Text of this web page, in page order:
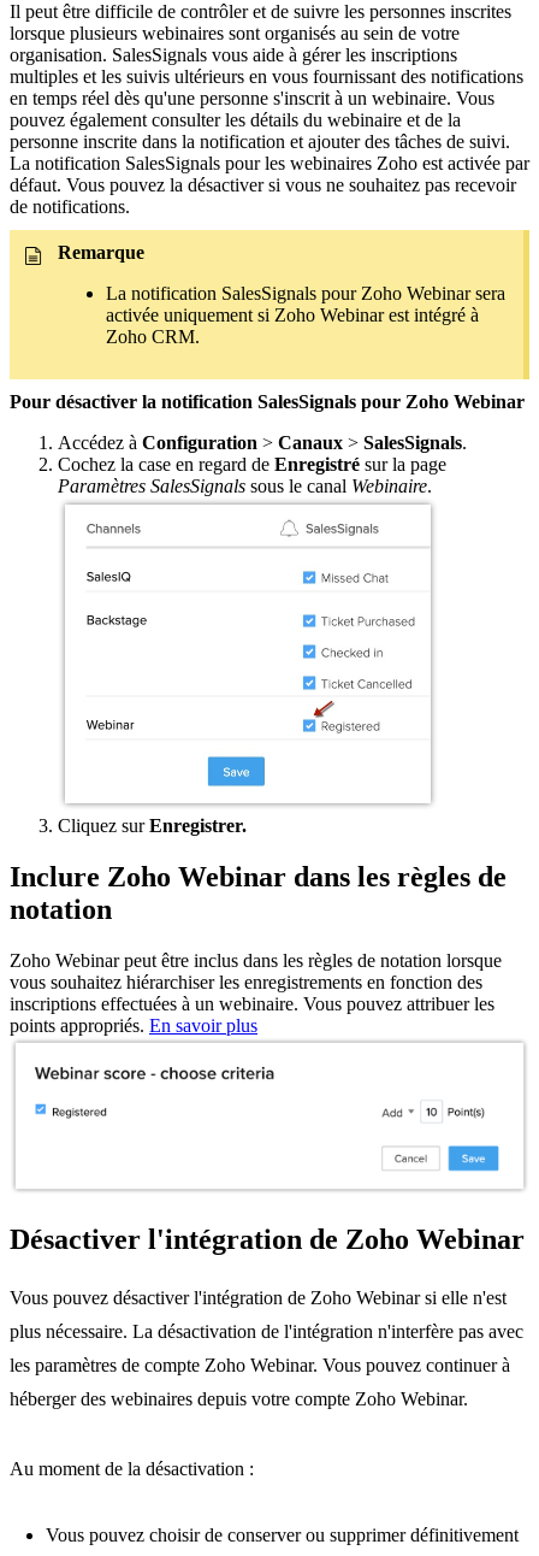
Il peut être difficile de contrôler et de suivre les personnes inscrites
lorsque plusieurs webinaires sont organisés au sein de votre
organisation. SalesSignals vous aide à gérer les inscriptions
multiples et les suivis ultérieurs en vous fournissant des notifications
en temps réel dès qu'une personne s'inscrit à un webinaire. Vous
pouvez également consulter les détails du webinaire et de la
personne inscrite dans la notification et ajouter des tâches de suivi.
La notification SalesSignals pour les webinaires Zoho est activée par
défaut. Vous pouvez la désactiver si vous ne souhaitez pas recevoir
de notifications.
Remarque
La notification SalesSignals pour Zoho Webinar sera
activée uniquement si Zoho Webinar est intégré à
Zoho CRM.
Pour désactiver la notification SalesSignals pour Zoho Webinar
Accédez à Configuration > Canaux > SalesSignals.
Cochez la case en regard de Enregistré sur la page
Paramètres SalesSignals sous le canal Webinaire.
Cliquez surEnregistrer.
Inclure Zoho Webinar dans les règles de
notation
Zoho Webinar peut être inclus dans les règles de notation lorsque
vous souhaitez hiérarchiser les enregistrements en fonction des
inscriptions effectuées à un webinaire. Vous pouvez attribuer les
points appropriés. En savoir plus
Désactiver l'intégration de Zoho Webinar
Vous pouvez désactiver l'intégration de Zoho Webinar si elle n'est
plus nécessaire. La désactivation de l'intégration n'interfère pas avec
les paramètres de compte Zoho Webinar. Vous pouvez continuer à
héberger des webinaires depuis votre compte Zoho Webinar.
Au moment de la désactivation :
Vous pouvez choisir de conserver ou supprimer définitivement